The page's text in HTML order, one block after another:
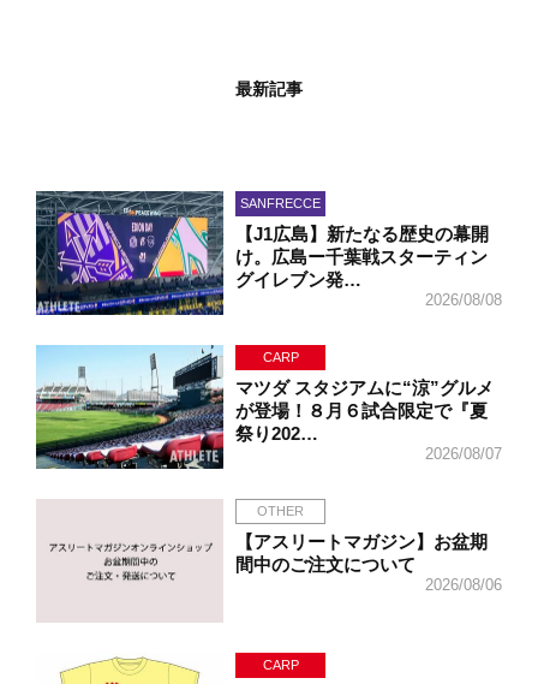
最新記事
SANFRECCE
【J1広島】新たなる歴史の幕開
け。広島ー千葉戦スターティン
グイレブン発…
2026/08/08
CARP
マツダ スタジアムに“涼”グルメ
が登場！８月６試合限定で『夏
祭り202…
2026/08/07
OTHER
【アスリートマガジン】お盆期
間中のご注文について
2026/08/06
CARP